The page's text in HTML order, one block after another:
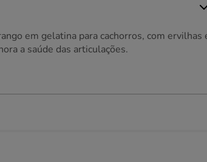
em gelatina para cachorros, com ervilhas
a saúde das articulações.